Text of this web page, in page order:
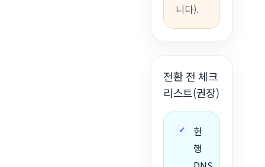
니다).
전환 전 체크
리스트(권장)
현
행